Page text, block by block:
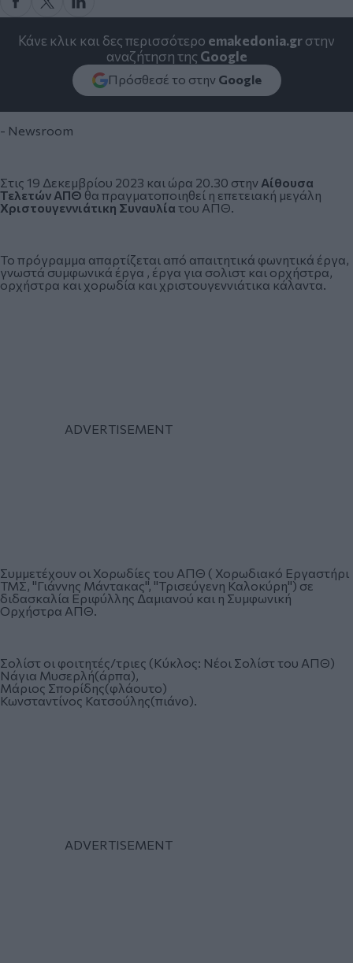
Κάνε κλικ και δες περισσότερο emakedonia.grστην
αναζήτηση της Google
Πρόσθεσέ το στην Google
- Newsroom
Στις 19 Δεκεμβρίου 2023 και ώρα 20.30 στην Αίθουσα
Τελετών ΑΠΘ θα πραγματοποιηθεί η επετειακή μεγάλη
Χριστουγεννιάτικη Συναυλία του ΑΠΘ.
Το πρόγραμμα απαρτίζεται από απαιτητικά φωνητικά έργα,
γνωστά συμφωνικά έργα , έργα για σολιστ και ορχήστρα,
ορχήστρα και χορωδία και χριστουγεννιάτικα κάλαντα.
Συμμετέχουν οι Χορωδίες του ΑΠΘ ( Χορωδιακό Εργαστήρι
ΤΜΣ, "Γιάννης Μάντακας", "Τρισεύγενη Καλοκύρη") σε
διδασκαλία Εριφύλλης Δαμιανού και η Συμφωνική
Ορχήστρα ΑΠΘ.
Σολίστ οι φοιτητές/τριες (Κύκλος: Νέοι Σολίστ του ΑΠΘ)
Νάγια Μυσερλή(άρπα),
Μάριος Σπορίδης(φλάουτο)
Κωνσταντίνος Κατσούλης(πιάνο).